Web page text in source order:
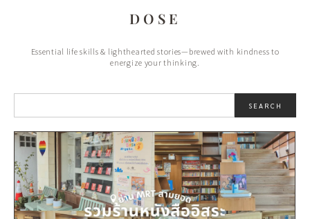
DOSE
Essential life skills & lighthearted stories—brewed with kindness to
energize your thinking.
SEARCH